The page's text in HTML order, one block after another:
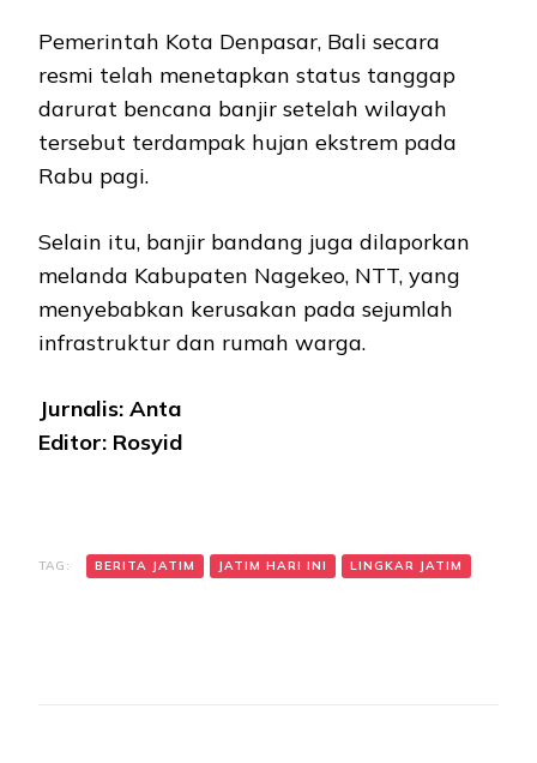
Pemerintah Kota Denpasar, Bali secara
resmi telah menetapkan status tanggap
darurat bencana banjir setelah wilayah
tersebut terdampak hujan ekstrem pada
Rabu pagi.
Selain itu, banjir bandang juga dilaporkan
melanda Kabupaten Nagekeo, NTT, yang
menyebabkan kerusakan pada sejumlah
infrastruktur dan rumah warga.
Jurnalis: Anta
Editor: Rosyid
TAG: BERITA JATIM JATIM HARI INI LINGKAR JATIM